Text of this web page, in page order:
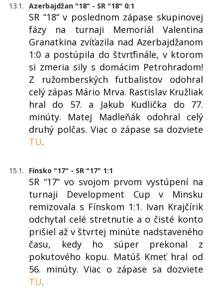
13.1. Azerbajdžan "18" - SR "18" 0:1
SR “18“ v poslednom zápase skupinovej
fázy na turnaji Memoriál Valentina
Granatkina zvíťazila nad Azerbajdžanom
1:0 a postúpila do štvrťfinále, v ktorom
si zmeria sily s domácim Petrohradom!
Z ružomberských futbalistov odohral
celý zápas Mário Mrva. Rastislav Kružliak
hral do 57. a Jakub Kudlička do 77.
minúty. Matej Madleňák odohral celý
druhý polčas. Viac o zápase sa dozviete
TU.
15.1. Fínsko "17" - SR "17" 1:1
SR “17“ vo svojom prvom vystúpení na
turnaji Development Cup v Minsku
remizovala s Fínskom 1:1. Ivan Krajčírik
odchytal celé stretnutie a o čisté konto
prišiel až v štvrtej minúte nadstaveného
času, kedy ho súper prekonal z
pokutového kopu. Matúš Kmeť hral od
56. minúty. Viac o zápase sa dozviete
TU.